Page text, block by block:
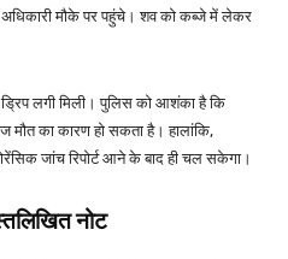
अधिकारी मौके पर पहुंचे। शव को कब्जे में लेकर
लगी मिली। पुलिस को आशंका है कि
मौत का कारण हो सकता है। हालांकि,
जांच रिपोर्ट आने के बाद ही चल सकेगा।
नोट